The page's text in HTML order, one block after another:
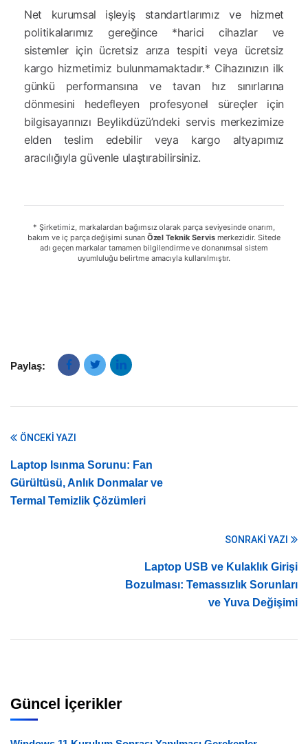
Net kurumsal işleyiş standartlarımız ve hizmet
politikalarımız gereğince *harici cihazlar ve
sistemler için ücretsiz arıza tespiti veya ücretsiz
kargo hizmetimiz bulunmamaktadır.* Cihazınızın ilk
günkü performansına ve tavan hız sınırlarına
dönmesini hedefleyen profesyonel süreçler için
bilgisayarınızı Beylikdüzü’ndeki servis merkezimize
elden teslim edebilir veya kargo altyapımız
aracılığıyla güvenle ulaştırabilirsiniz.
* Şirketimiz, markalardan bağımsız olarak parça seviyesinde onarım,
bakım ve iç parça değişimi sunan Özel Teknik Servismerkezidir. Sitede
adı geçen markalar tamamen bilgilendirme ve donanımsal sistem
uyumluluğu belirtme amacıyla kullanılmıştır.
Paylaş:
ÖNCEKI YAZI
Laptop Isınma Sorunu: Fan
Gürültüsü, Anlık Donmalar ve
Termal Temizlik Çözümleri
SONRAKI YAZI
Laptop USB ve Kulaklık Girişi
Bozulması: Temassızlık Sorunları
ve Yuva Değişimi
Güncel İçerikler